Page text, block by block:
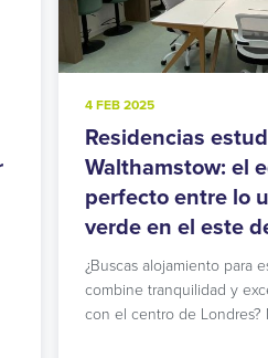
4 FEB 2025
Residencias
Walthamstow: el
perfecto entre lo
verde en el este
¿Buscas alojamiento para
combine tranquilidad y
con el centro de Londres?